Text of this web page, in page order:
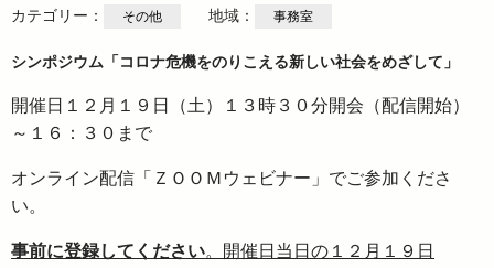
カテゴリー： その他 地域： 事務室
シンポジウム「コロナ危機をのりこえる新しい社会をめざして」
開催日１２月１９日（土）１３時３０分開会（配信開始）
～１６：３０まで
オンライン配信「ＺＯＯＭウェビナー」でご参加くださ
い。
事前に登録してください。開催日当日の１２月１９日